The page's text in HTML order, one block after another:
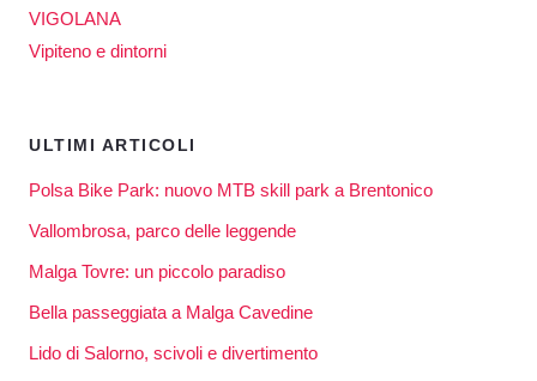
VIGOLANA
Vipiteno e dintorni
ULTIMI ARTICOLI
Polsa Bike Park: nuovo MTB skill park a Brentonico
Vallombrosa, parco delle leggende
Malga Tovre: un piccolo paradiso
Bella passeggiata a Malga Cavedine
Lido di Salorno, scivoli e divertimento